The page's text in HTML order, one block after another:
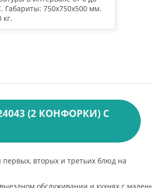
Габариты: 750х750х500 мм.
кг.
(2 КОНФОРКИ) С
первых, вторых и третьих блюд на